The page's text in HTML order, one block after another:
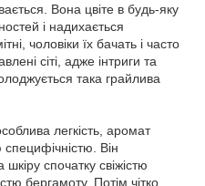
Вона цвіте в будь-яку
і надихається
чоловіки їх бачать і часто
сіті, адже інтриги та
така грайлива
легкість, аромат
специфічністю. Він
спочатку свіжістю
бергамоту. Потім чітко